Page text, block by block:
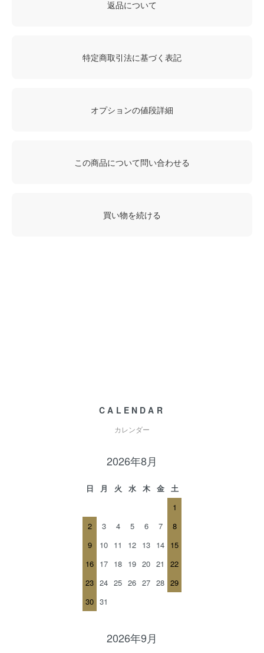
返品について
特定商取引法に基づく表記
オプションの値段詳細
この商品について問い合わせる
買い物を続ける
CALENDAR
カレンダー
2026年8月
日 月 火 水 木 金
土
1
2
3 4 5 6 7
8
9
10 11 12 13 14 15
16 17 18 19 20 21
22
23 24 25 26 27 28 29
30 31
2026年9月